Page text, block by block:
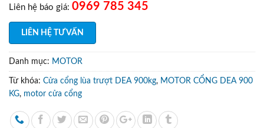
Liên hệ báo giá: 0969 785 345
LIÊN HỆ TƯ VẤN
Danh mục: MOTOR
Từ khóa: Cửa cổng lùa trượt DEA 900kg, MOTOR CỔNG DEA 900
KG, motor cửa cổng